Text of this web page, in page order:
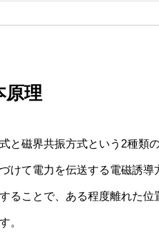
原理
と磁界共振方式という2種類
けて電力を伝送する電磁誘
ることで、ある程度離れた
。